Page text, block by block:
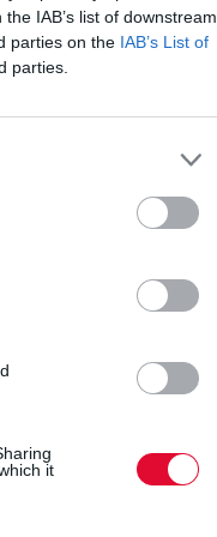
IAB’s list of downstream
parties on the IAB’s List of
parties.
it